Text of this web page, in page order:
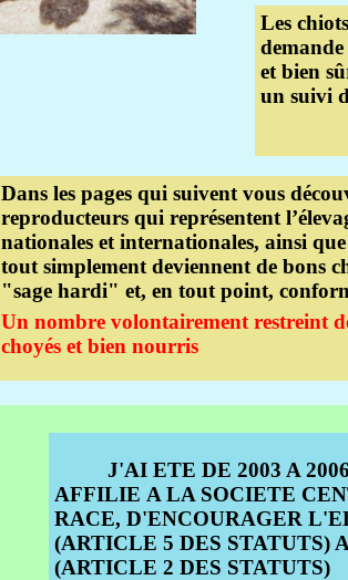
J'AI ETE DE 2003 A
AFFILIE A LA SOCIETE
RACE, D'ENCOURAGER
(ARTICLE 5 DES STATUTS)
(ARTICLE 2 DES STATUTS)
Les
et bien
un suivi
Dans les pages qui suivent vous
reproducteurs qui représentent
nationales et internationales, ainsi
tout simplement deviennent de bons
"sage hardi" et, en tout point,
Un nombre volontairement restreint
choyés et bien nourris